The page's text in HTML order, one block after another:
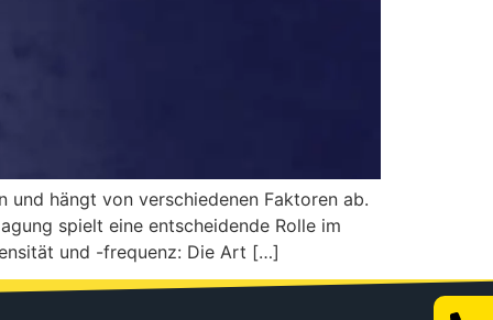
und hängt von verschiedenen Faktoren ab.
spielt eine entscheidende Rolle im
und -frequenz: Die Art […]